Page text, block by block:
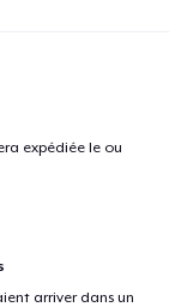
expédiée le ou
arriver dans un